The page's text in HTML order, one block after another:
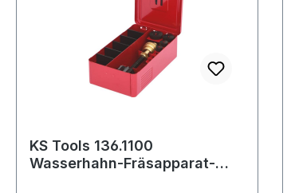
KS Tools 136.1100
Wasserhahn-Fräsapparat-